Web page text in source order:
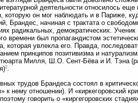
деятельности относилось
которую он мог наблюдать и в Париже,
Брандес, начиная с трактата о
радикальных, демократических.
времени был пропагандистом
которая увлекла его. Правда,
принципов позитивизма и
Милля, Ш.О. Сент-Бёва и И. Тэна
2.
трудов Брандеса состоял в
к нему отношении). И «киркегоровский
говорить о «киргегоровских